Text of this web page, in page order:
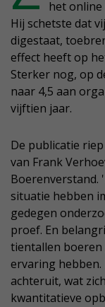
het
Hij schetste dat
digestaat,
effect heeft op
Sterker nog, op
naar 4,5 aan
vijftien jaar.
De publicatie
van Frank
Boerenverstand.
situatie hebben
gedegen
proef. En
tientallen boeren
ervaring
achteruit, wat
kwantitatieve